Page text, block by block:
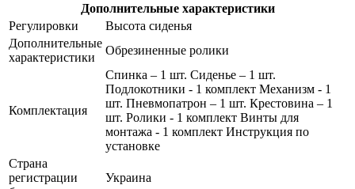
Дополнительные характеристики
Регулировки
Высота сиденья
Дополнительные
характеристики
Обрезиненные ролики
Комплектация
Спинка – 1 шт. Сиденье – 1 шт.
Подлокотники - 1 комплект Механизм - 1
шт. Пневмопатрон – 1 шт. Крестовина – 1
шт. Ролики - 1 комплект Винты для
монтажа - 1 комплект Инструкция по
установке
Страна
регистрации
Украина